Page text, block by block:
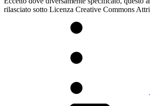
rilasciato sotto Licenza Creative Commons